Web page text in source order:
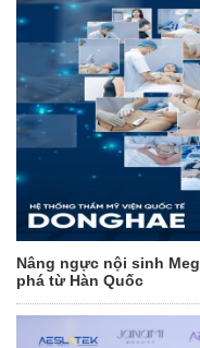
Nâng ngực nội sinh
phá từ Hàn Quốc